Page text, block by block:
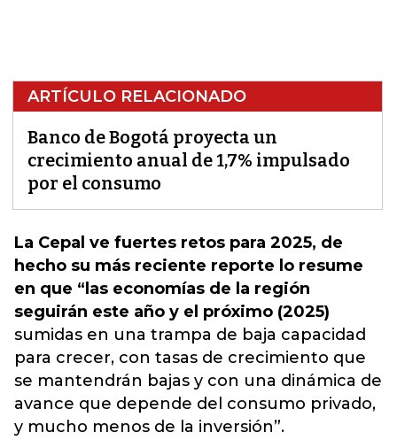
ARTÍCULO RELACIONADO
Banco de Bogotá proyecta un
crecimiento anual de 1,7% impulsado
por el consumo
La Cepal ve fuertes retos para 2025, de
hecho su más reciente reporte lo resume
en que “las economías de la región
seguirán este año y el próximo (2025)
sumidas en una trampa de baja capacidad
para crecer, con tasas de crecimiento que
se mantendrán bajas y con una dinámica de
avance que depende del consumo privado,
y mucho menos de la inversión”.